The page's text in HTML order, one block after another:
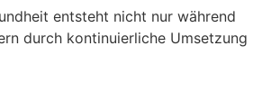
entsteht nicht nur während
durch kontinuierliche Umsetzung